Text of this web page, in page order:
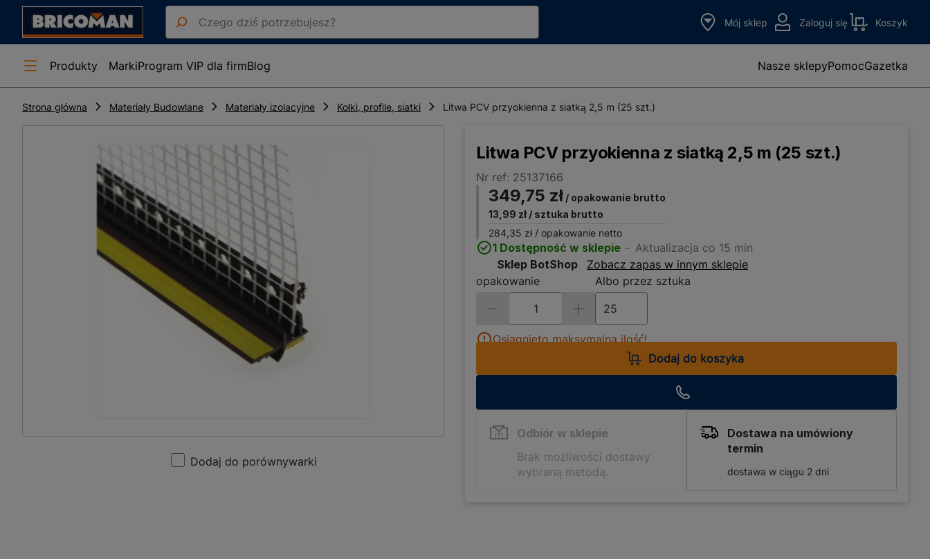
Mój sklep Zaloguj się Koszyk
Produkty MarkiProgram VIP dla firmBlog Nasze sklepyPomocGazetka
Strona główna Materiały Budowlane Materiały izolacyjne Kołki, profile, siatki Litwa PCV przyokienna z siatką 2,5 m (25 szt.)
Dodaj do porównywarki
Litwa PCV przyokienna z siatką 2,5 m (25 szt.)
Nr ref: 25137166
349,75 zł / opakowanie brutto
13,99 zł / sztuka brutto
284,35 zł / opakowanie netto
1 Dostępność w sklepie
Aktualizacja co 15 min
Sklep BotShop
Zobacz zapas w innym sklepie
opakowanie
Albo przez sztuka
Osiągnięto maksymalną ilość!
Dodaj do koszyka
Odbiór w sklepie
Brak możliwości dostawy
wybraną metodą.
Dostawa na umówiony
termin
dostawa w ciągu 2 dni